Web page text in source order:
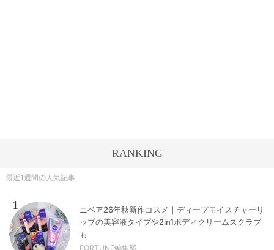
RANKING
最近1週間の人気記事
1
ニベア26年秋新作コスメ｜ディープモイスチャーリ
ップの美容液タイプや2in1ボディクリームスクラブ
も
FORTUNE編集部